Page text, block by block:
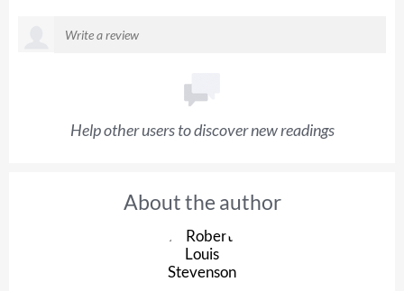
Help other users to discover new readings
About the author